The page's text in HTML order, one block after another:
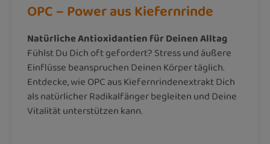
OPC – Power aus Kiefernrinde
Natürliche Antioxidantien für Deinen Alltag
Fühlst Du Dich oft gefordert? Stress und äußere
Einflüsse beanspruchen Deinen Körper täglich.
Entdecke, wie OPC aus Kiefernrindenextrakt Dich
als natürlicher Radikalfänger begleiten und Deine
Vitalität unterstützen kann.